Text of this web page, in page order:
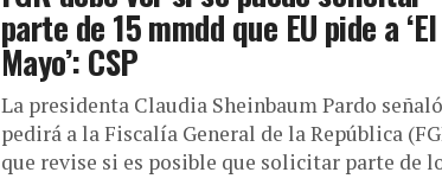
parte de 15 mmdd que EU pide a ‘El
Mayo’: CSP
La presidenta Claudia Sheinbaum Pardo
pedirá a la Fiscalía General de la República
que revise si es posible que solicitar parte de